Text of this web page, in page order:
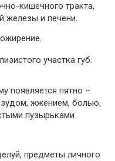
кишечного тракта,
железы и печени.
участка губ.
появляется пятно –
зудом, жжением, болью,
пузырьками
предметы личного